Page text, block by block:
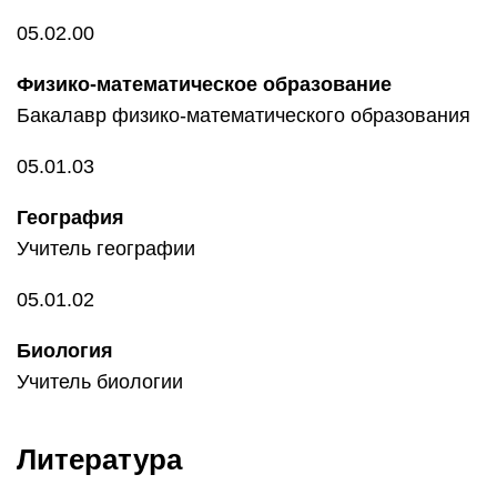
05.02.00
Физико-математическое образование
Бакалавр физико-математического образования
05.01.03
География
Учитель географии
05.01.02
Биология
Учитель биологии
Литература